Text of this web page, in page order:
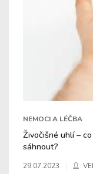
NEMOCI A LÉČBA
Živočišné uhlí –
sáhnout?
29.07.2023